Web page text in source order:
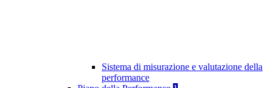
Sistema di misurazione e valutazione della
performance